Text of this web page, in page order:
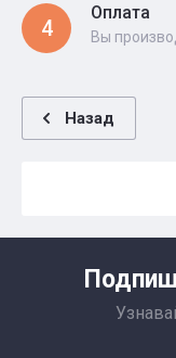
4
Оплата
Вы
Назад